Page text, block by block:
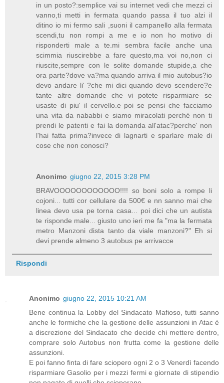
in un posto?:semplice vai su internet vedi che mezzi ci
vanno,ti metti in fermata quando passa il tuo alzi il
ditino io mi fermo sali ,suoni il campanello alla fermata
scendi,tu non rompi a me e io non ho motivo di
risponderti male a te.mi sembra facile anche una
scimmia riuscirebbe a fare questo,ma voi no,non ci
riuscite,sempre con le solite domande stupide,a che
ora parte?dove va?ma quando arriva il mio autobus?io
devo andare li' ?che mi dici quando devo scendere?e
tante altre domande che vi potete risparmiare se
usaste di piu' il cervello.e poi se pensi che facciamo
una vita da nababbi e siamo miracolati perché non ti
prendi le patenti e fai la domanda all'atac?perche' non
l'hai fatta prima?invece di lagnarti e sparlare male di
cose che non conosci?
Anonimo giugno 22, 2015 3:28 PM
BRAVOOOOOOOOOOOO!!!! so boni solo a rompe li
cojoni... tutti cor cellulare da 500€ e nn sanno mai che
linea devo usa pe torna casa... poi dici che un autista
te risponde male... giusto uno ieri me fa "ma la fermata
metro Manzoni dista tanto da viale manzoni?" Eh si
devi prende almeno 3 autobus pe arrivacce
Rispondi
Anonimo giugno 22, 2015 10:21 AM
Bene continua la Lobby del Sindacato Mafioso, tutti sanno
anche le formiche che la gestione delle assunzioni in Atac è
a discrezione del Sindacato che decide chi mettere dentro,
comprare solo Autobus non frutta come la gestione delle
assunzioni.
E poi fanno finta di fare sciopero ogni 2 o 3 Venerdì facendo
risparmiare Gasolio per i mezzi fermi e giornate di stipendio